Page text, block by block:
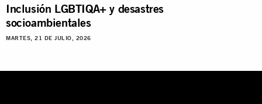
Inclusión LGBTIQA+ y desastres
socioambientales
MARTES, 21 DE JULIO, 2026